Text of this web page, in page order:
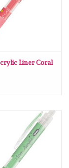
Liner Coral